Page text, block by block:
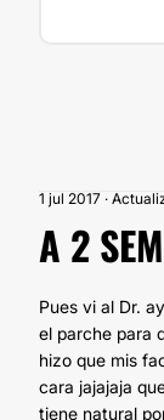
1 jul 2017 ·
A 2
Pues vi al Dr.
el parche para
hizo que mis
cara jajajaja
tiene natural